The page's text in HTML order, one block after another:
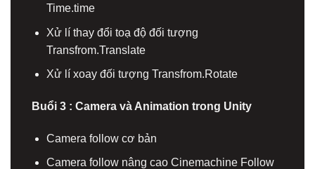
Time.time
Xử lí thay đổi toạ độ đối tượng
Transfrom.Translate
Xử lí xoay đối tượng Transfrom.Rotate
Buổi 3 : Camera và Animation trong Unity
Camera follow cơ bản
Camera follow nâng cao Cinemachine Follow